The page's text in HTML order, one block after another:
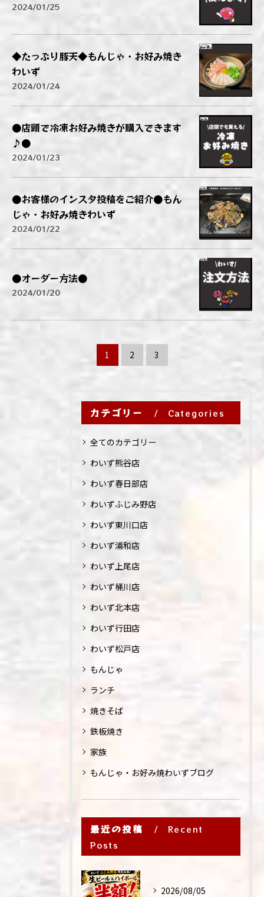
2024/01/25
◆たっぷり豚天◆もんじゃ・お好み焼き
わいず
2024/01/24
●店頭で冷凍お好み焼きが購入できます
♪●
2024/01/23
●お客様のインスタ投稿をご紹介●もん
じゃ・お好み焼きわいず
2024/01/22
●オーダー方法●
2024/01/20
1 2 3
カテゴリー Categories
全てのカテゴリー
わいず熊谷店
わいず春日部店
わいずふじみ野店
わいず東川口店
わいず浦和店
わいず上尾店
わいず桶川店
わいず北本店
わいず行田店
わいず松戸店
もんじゃ
ランチ
焼きそば
鉄板焼き
家族
もんじゃ・お好み焼わいずブログ
最近の投稿
Recent
Posts
2026/08/05